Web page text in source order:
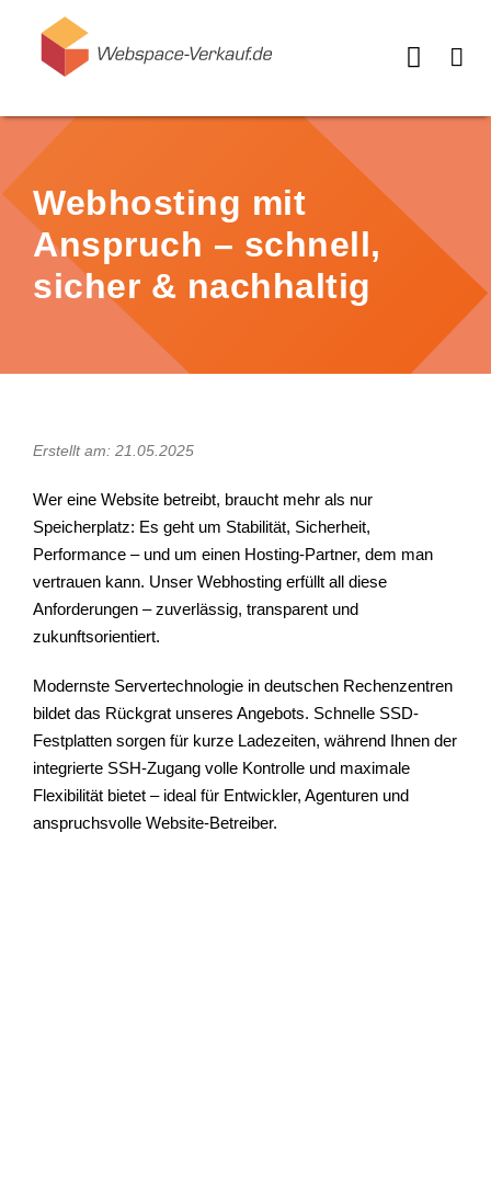
Webhosting mit
Anspruch – schnell,
sicher & nachhaltig
Erstellt am: 21.05.2025
Wer eine Website betreibt, braucht mehr als nur
Speicherplatz: Es geht um Stabilität, Sicherheit,
Performance – und um einen Hosting-Partner, dem man
vertrauen kann. Unser Webhosting erfüllt all diese
Anforderungen – zuverlässig, transparent und
zukunftsorientiert.
Modernste Servertechnologie in deutschen Rechenzentren
bildet das Rückgrat unseres Angebots. Schnelle SSD-
Festplatten sorgen für kurze Ladezeiten, während Ihnen der
integrierte SSH-Zugang volle Kontrolle und maximale
Flexibilität bietet – ideal für Entwickler, Agenturen und
anspruchsvolle Website-Betreiber.